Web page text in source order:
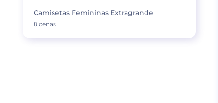
Camisetas Femininas Extragrande
8 cenas